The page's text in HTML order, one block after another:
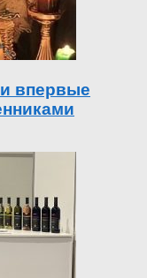
впервые